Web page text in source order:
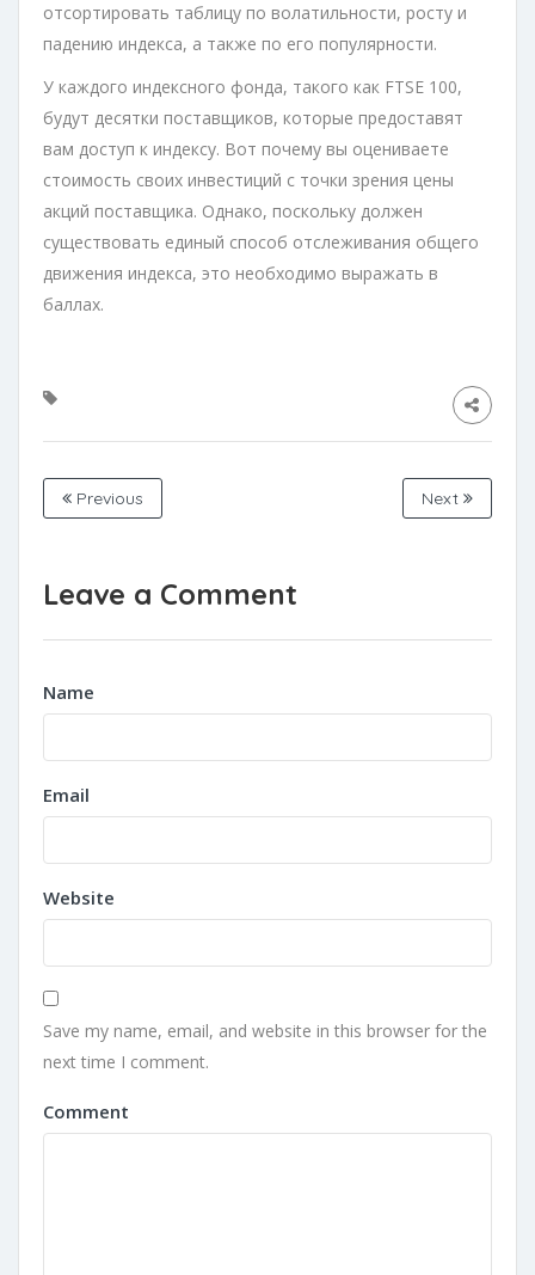
отсортировать таблицу по волатильности, росту и
падению индекса, а также по его популярности.
У каждого индексного фонда, такого как FTSE 100,
будут десятки поставщиков, которые предоставят
вам доступ к индексу. Вот почему вы оцениваете
стоимость своих инвестиций с точки зрения цены
акций поставщика. Однако, поскольку должен
существовать единый способ отслеживания общего
движения индекса, это необходимо выражать в
баллах.
Previous Next
Leave a Comment
Name
Email
Website
Save my name, email, and website in this browser for the
next time I comment.
Comment